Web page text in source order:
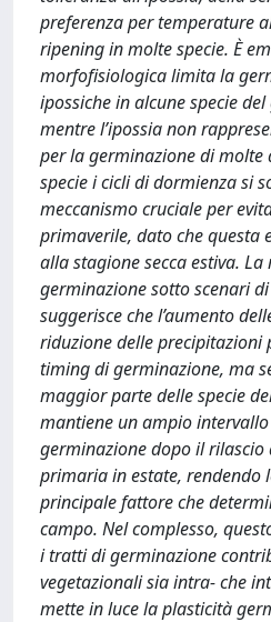
preferenza per temperature
ripening in molte specie. È
morfofisiologica limita la
ipossiche in alcune specie
mentre l’ipossia non
per la germinazione di molte
specie i cicli di dormienza si
meccanismo cruciale per
primaverile, dato che questa
alla stagione secca estiva.
germinazione sotto scenari
suggerisce che l’aumento
riduzione delle
timing di germinazione, ma
maggior parte delle specie
mantiene un ampio
germinazione dopo il
primaria in estate, rendendo
principale fattore che
campo. Nel complesso,
i tratti di germinazione
vegetazionali sia intra- che
mette in luce la plasticità